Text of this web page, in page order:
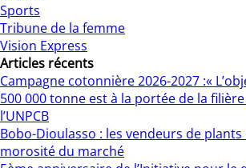
Sports
Tribune de la femme
Vision Express
Articles récents
Campagne cotonnière 2026-2027 :«
500 000 tonne est à la portée de la
l’UNPCB
Bobo-Dioulasso : les vendeurs de
morosité du marché